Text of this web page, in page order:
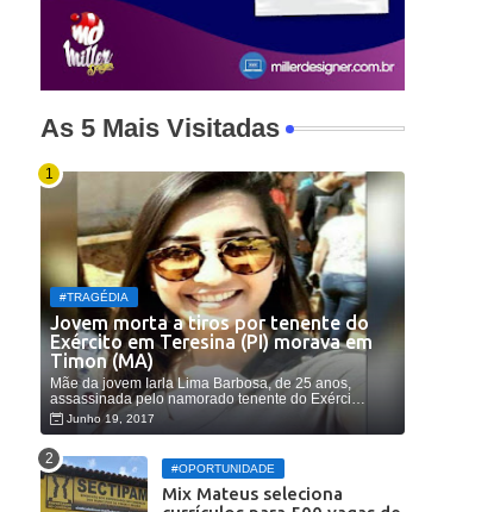
As 5 Mais Visitadas
#TRAGÉDIA
Jovem morta a tiros por tenente do
Exército em Teresina (PI) morava em
Timon (MA)
Mãe da jovem Iarla Lima Barbosa, de 25 anos,
assassinada pelo namorado tenente do Exérci…
Junho 19, 2017
#OPORTUNIDADE
Mix Mateus seleciona